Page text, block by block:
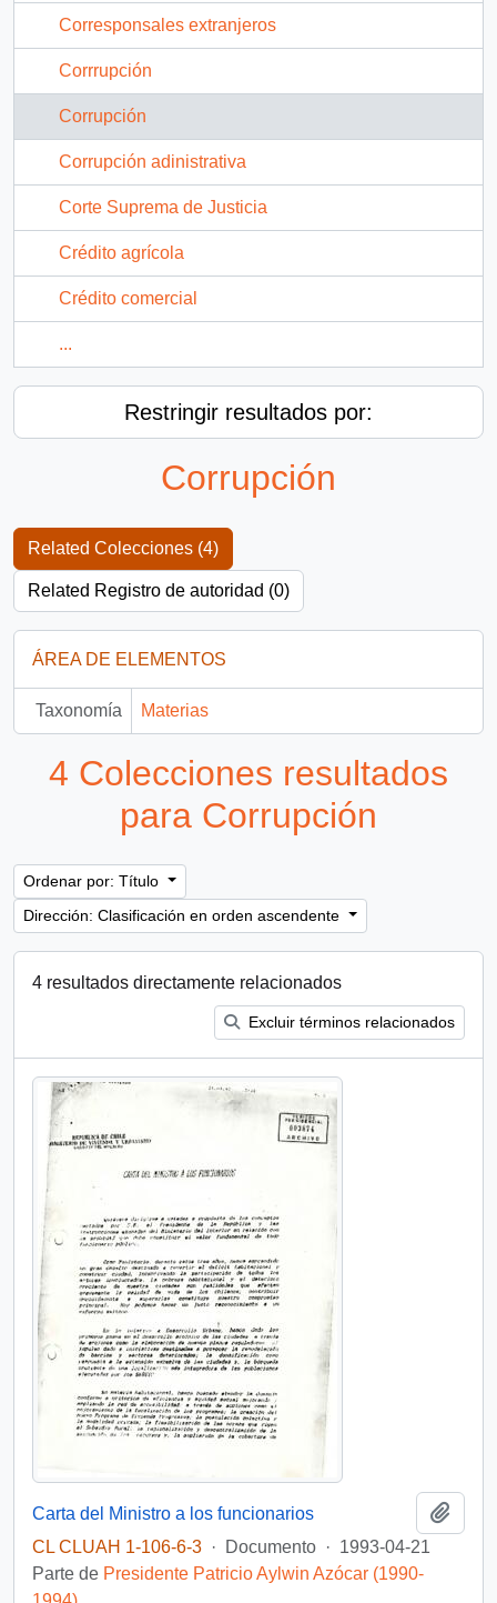
Corresponsales extranjeros
Corrrupción
Corrupción
Corrupción adinistrativa
Corte Suprema de Justicia
Crédito agrícola
Crédito comercial
...
Restringir resultados por:
Corrupción
Related Colecciones (4)
Related Registro de autoridad (0)
ÁREA DE ELEMENTOS
Taxonomía Materias
4 Colecciones resultados
para Corrupción
Ordenar por: Título
Dirección: Clasificación en orden ascendente
4 resultados directamente relacionados
Excluir términos relacionados
Carta del Ministro a los funcionarios
CL CLUAH 1-106-6-3 · Documento · 1993-04-21
Parte de Presidente Patricio Aylwin Azócar (1990-